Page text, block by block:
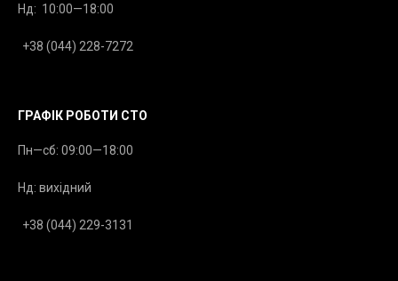
Нд: 10:00—18:00
+38 (044) 228-7272
ГРАФІК РОБОТИ СТО
Пн—сб: 09:00—18:00
Нд: вихідний
+38 (044) 229-3131